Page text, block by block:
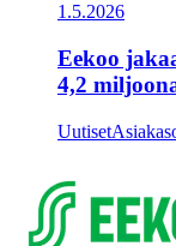
1.5.2026
Eekoo
4,2
Uutiset